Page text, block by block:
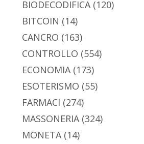
BIODECODIFICA(120)
BITCOIN (14)
CANCRO (163)
CONTROLLO (554)
ECONOMIA(173)
ESOTERISMO (55)
FARMACI (274)
MASSONERIA(324)
MONETA(14)